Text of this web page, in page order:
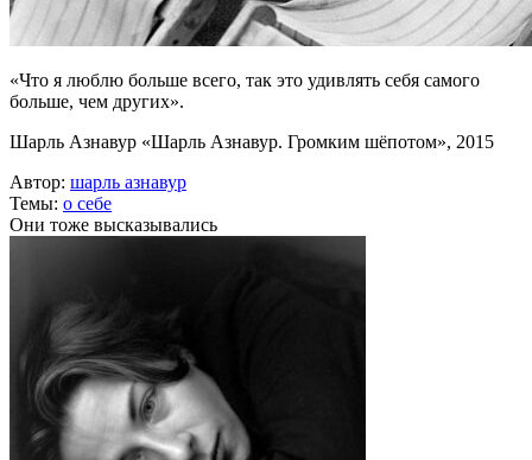
«Что я люблю больше всего, так это удивлять себя самого
больше, чем других».
Шарль Азнавур «Шарль Азнавур. Громким шёпотом», 2015
Автор: шарль азнавур
Темы: о себе
Они тоже высказывались